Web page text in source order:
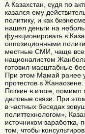
А Казахстан, судя по
казался ему
политику, и как
нашел деньги на
функционировать в
оппозиционными
местные СМИ, чаще
националистом
готовил масштабные
При этом Мамай ранее
протестов в
Поткин в итоге, помимо
деловые связи. При
в частных беседах
политтехнологом»,
источником заработка,
том, чтобы